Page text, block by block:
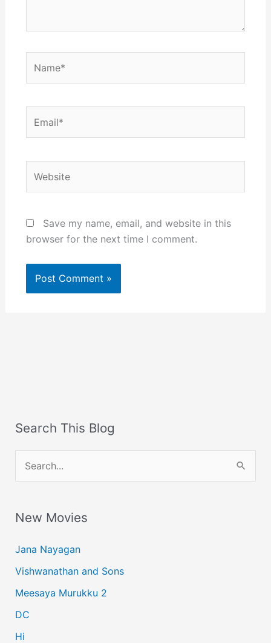
Save my name, email, and website in this
browser for the next time I comment.
Search This Blog
e
r
h
f
o
r
:
New Movies
Jana Nayagan
Vishwanathan and Sons
Meesaya Murukku 2
DC
Hi